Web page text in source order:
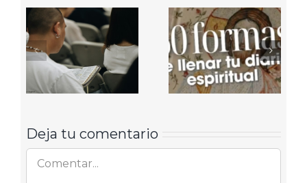
Deja tu comentario
Comentar